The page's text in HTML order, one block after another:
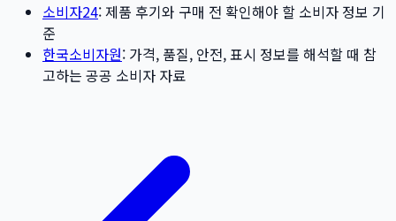
소비자24: 제품 후기와 구매 전 확인해야 할 소비자 정보 기
준
한국소비자원: 가격, 품질, 안전, 표시 정보를 해석할 때 참
고하는 공공 소비자 자료